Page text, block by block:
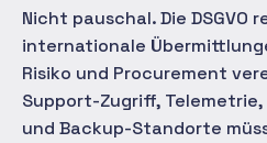
Nicht pauschal. Die DSGVO
internationale
Risiko und Procurement
Support-Zugriff,
und Backup-Standorte